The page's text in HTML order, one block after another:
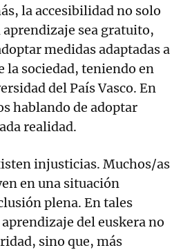
la accesibilidad no solo
aprendizaje sea gratuito,
medidas adaptadas a
la sociedad, teniendo en
del País Vasco. En
hablando de adoptar
realidad.
injusticias. Muchos/as
en una situación
plena. En tales
del euskera no
sino que, más